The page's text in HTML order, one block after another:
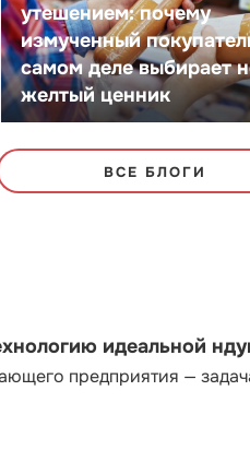
утешением: почему
измученный
самом деле выбирает
желтый ценник
ВСЕ БЛОГИ
идеальной
предприятия —